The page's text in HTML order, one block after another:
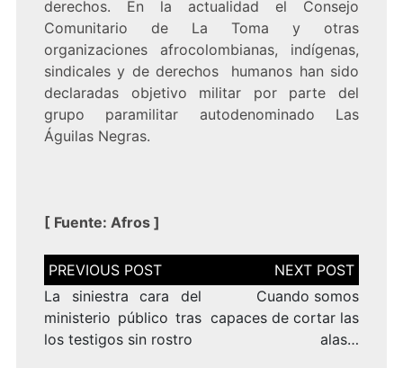
derechos. En la actualidad el Consejo
Comunitario de La Toma y otras
organizaciones afrocolombianas, indígenas,
sindicales y de derechos humanos han sido
declaradas objetivo militar por parte del
grupo paramilitar autodenominado Las
Águilas Negras.
[ Fuente: Afros]
Navegación
de
entradas
La siniestra cara del
ministerio público tras
los testigos sin rostro
Cuando somos
capaces de cortar las
alas…